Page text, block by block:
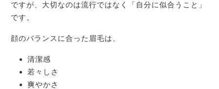
ですが、大切なのは流行ではなく「自分に似合うこと」
です。
顔のバランスに合った眉毛は、
清潔感
若々しさ
爽やかさ